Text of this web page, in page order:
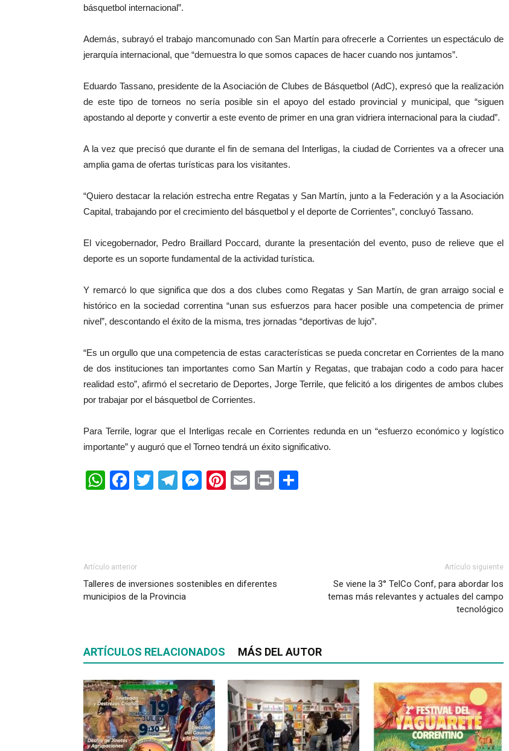
básquetbol internacional”.
Además, subrayó el trabajo mancomunado con San Martín para ofrecerle a Corrientes un espectáculo de
jerarquía internacional, que “demuestra lo que somos capaces de hacer cuando nos juntamos”.
Eduardo Tassano, presidente de la Asociación de Clubes de Básquetbol (AdC), expresó que la realización
de este tipo de torneos no sería posible sin el apoyo del estado provincial y municipal, que “siguen
apostando al deporte y convertir a este evento de primer en una gran vidriera internacional para la ciudad”.
A la vez que precisó que durante el fin de semana del Interligas, la ciudad de Corrientes va a ofrecer una
amplia gama de ofertas turísticas para los visitantes.
“Quiero destacar la relación estrecha entre Regatas y San Martín, junto a la Federación y a la Asociación
Capital, trabajando por el crecimiento del básquetbol y el deporte de Corrientes”, concluyó Tassano.
El vicegobernador, Pedro Braillard Poccard, durante la presentación del evento, puso de relieve que el
deporte es un soporte fundamental de la actividad turística.
Y remarcó lo que significa que dos a dos clubes como Regatas y San Martín, de gran arraigo social e
histórico en la sociedad correntina “unan sus esfuerzos para hacer posible una competencia de primer
nivel”, descontando el éxito de la misma, tres jornadas “deportivas de lujo”.
“Es un orgullo que una competencia de estas características se pueda concretar en Corrientes de la mano
de dos instituciones tan importantes como San Martín y Regatas, que trabajan codo a codo para hacer
realidad esto”, afirmó el secretario de Deportes, Jorge Terrile, que felicitó a los dirigentes de ambos clubes
por trabajar por el básquetbol de Corrientes.
Para Terrile, lograr que el Interligas recale en Corrientes redunda en un “esfuerzo económico y logístico
importante” y auguró que el Torneo tendrá un éxito significativo.
WhatsApp
Facebook
TwitterTelegram
Messenger
Pinterest
EmailPrint
Artículo anterior
Talleres de inversiones sostenibles en diferentes
municipios de la Provincia
Artículo siguiente
Se viene la 3° TelCo Conf, para abordar los
temas más relevantes y actuales del campo
tecnológico
ARTÍCULOS RELACIONADOS MÁS DEL AUTOR